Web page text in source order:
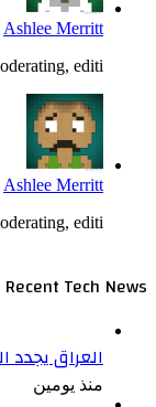
Ashlee Merritt
editi...
Ashlee Merritt
editi...
Recent Tech News
العراق يجدد الثقة
منذ يومين